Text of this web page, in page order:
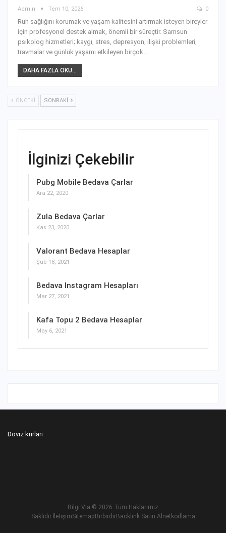
Admin Tem 10, 2026 0
Ruh sağlığını korumak ve yaşam kalitesini artırmak isteyen bireyler
için profesyonel destek almak, önemli bir süreçtir. Samsun
psikolog hizmetleri; kaygı, stres, depresyon, ilişki problemleri,
travmalar ve günlük yaşamı etkileyen birçok
DAHA FAZLA OKU...
ÖNCEKI SONRAKI
İlginizi Çekebilir
Pubg Mobile Bedava Çarlar
Ara 22, 2020
Zula Bedava Çarlar
Kas 23, 2020
Valorant Bedava Hesaplar
Şub 18, 2021
Bedava Instagram Hesapları
Mar 27, 2021
Kafa Topu 2 Bedava Hesaplar
May 6, 2021
Döviz kurları
Bilgi Via © 2026 Tüm Haklarımız
Saklıdır. İletişimSitemapBirbirdirBacklink Satın Al netkodlama